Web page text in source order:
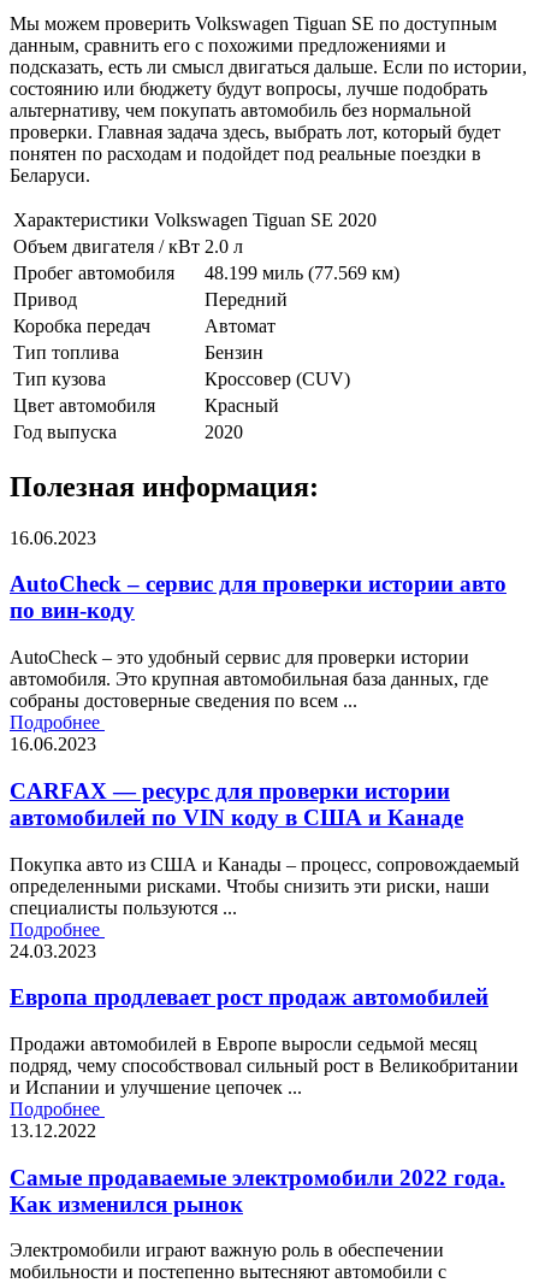
Мы можем проверить Volkswagen Tiguan SE по доступным
данным, сравнить его с похожими предложениями и
подсказать, есть ли смысл двигаться дальше. Если по истории,
состоянию или бюджету будут вопросы, лучше подобрать
альтернативу, чем покупать автомобиль без нормальной
проверки. Главная задача здесь, выбрать лот, который будет
понятен по расходам и подойдет под реальные поездки в
Беларуси.
Характеристики Volkswagen Tiguan SE 2020
Объем двигателя / кВт 2.0 л
Пробег автомобиля
48.199 миль (77.569 км)
Привод
Передний
Коробка передач
Автомат
Тип топлива
Бензин
Тип кузова
Кроссовер (CUV)
Цвет автомобиля
Красный
Год выпуска
2020
Полезная информация:
16.06.2023
AutoCheck – сервис для проверки истории авто
по вин-коду
AutoCheck – это удобный сервис для проверки истории
автомобиля. Это крупная автомобильная база данных, где
собраны достоверные сведения по всем ...
Подробнее
16.06.2023
CARFAX — ресурс для проверки истории
автомобилей по VIN коду в США и Канаде
Покупка авто из США и Канады – процесс, сопровождаемый
определенными рисками. Чтобы снизить эти риски, наши
специалисты пользуются ...
Подробнее
24.03.2023
Европа продлевает рост продаж автомобилей
Продажи автомобилей в Европе выросли седьмой месяц
подряд, чему способствовал сильный рост в Великобритании
и Испании и улучшение цепочек ...
Подробнее
13.12.2022
Самые продаваемые электромобили 2022 года.
Как изменился рынок
Электромобили играют важную роль в обеспечении
мобильности и постепенно вытесняют автомобили с